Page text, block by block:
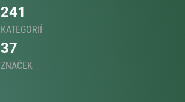
241
KATEGORIÍ
37
ZNAČEK